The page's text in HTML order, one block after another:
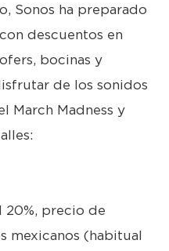
Sonos ha preparado
descuentos en
bocinas y
de los sonidos
March Madness y
20%, precio de
mexicanos (habitual